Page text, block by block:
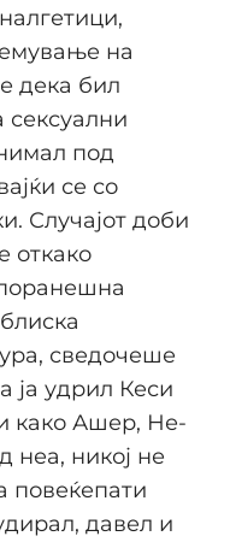
на
дека бил
под
се со
Случајот доби
откако
сведочеше
ја удрил Кеси
како Ашер, Не-
неа, никој не
повеќепати
давел и